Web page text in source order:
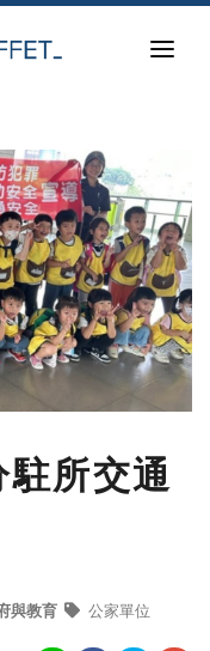
所交通
與教育 公家單位